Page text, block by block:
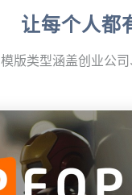
让每个人都
模版类型涵盖创业公